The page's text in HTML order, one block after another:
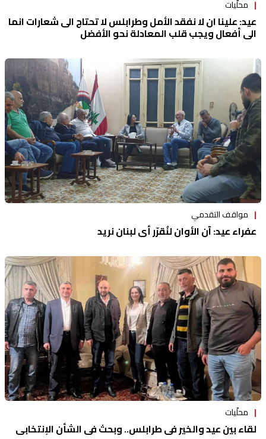
محلّيات
عيد: علينا ان لا نفقد الأمل وطرابلس لا تحتاج الى شعارات انما
الى أفعال ويجب قلب المعادلة نحو الأفضل
مواقف التقدمي
عفراء عيد: آن الأوان لنُقرّر أي لبنان نريد
محلّيات
لقاء بين عيد والخير في طرابلس.. وبحث في الشأن الإنتخابي